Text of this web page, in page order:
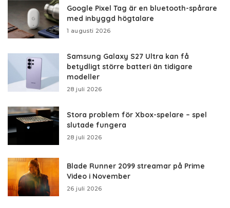
Google Pixel Tag är en bluetooth-spårare
med inbyggd högtalare
1 augusti 2026
Samsung Galaxy S27 Ultra kan få
betydligt större batteri än tidigare
modeller
28 juli 2026
Stora problem för Xbox-spelare – spel
slutade fungera
28 juli 2026
Blade Runner 2099 streamar på Prime
Video i November
26 juli 2026